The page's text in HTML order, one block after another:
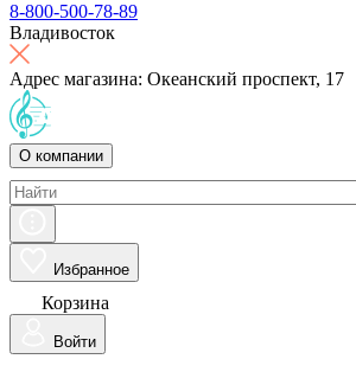
8-800-500-78-89
Владивосток
Адрес магазина: Океанский проспект, 17
О компании
Избранное
Корзина
Войти